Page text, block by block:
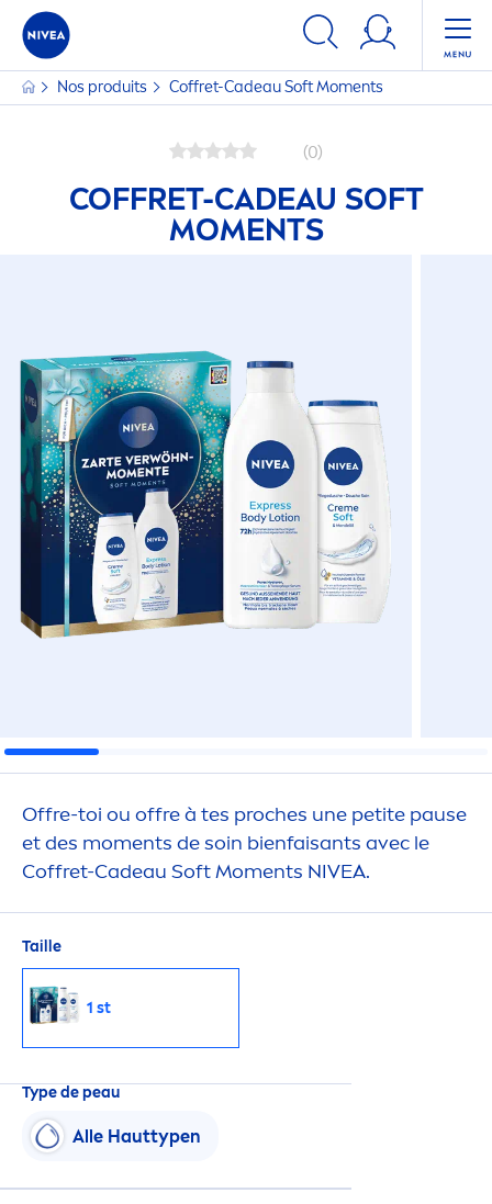
Nos produits Coffret-Cadeau Soft Moments
(0)
COFFRET-CADEAU SOFT
MOMENTS
Offre-toi ou offre à tes proches une petite pause
et des moments de soin bienfaisants avec le
Coffret-Cadeau Soft Moments NIVEA.
Taille
1 st
Type de peau
Alle Hauttypen